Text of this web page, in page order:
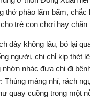
thở phào lẩm bẩm,
trẻ con chơi hay
đây không lâu, bỏ lại
người, chị chỉ kịp thét
nhớn nhác đưa chị đi
Thủng mảng nhỉ, rách
quay cuồng trong một